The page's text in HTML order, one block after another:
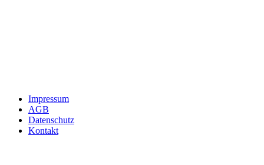
Impressum
AGB
Datenschutz
Kontakt